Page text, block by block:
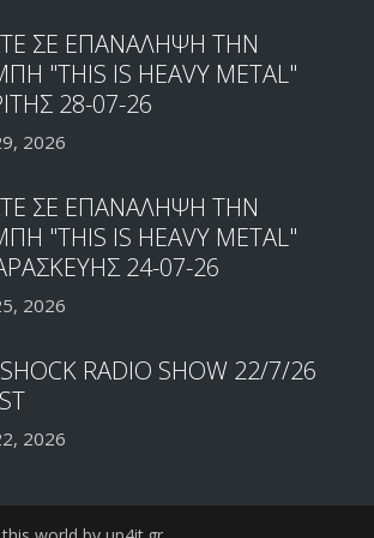
ΣΕ ΕΠΑΝΑΛΗΨΗ ΤΗΝ
"THIS IS HEAVY METAL"
28-07-26
2026
ΣΕ ΕΠΑΝΑΛΗΨΗ ΤΗΝ
"THIS IS HEAVY METAL"
24-07-26
2026
RADIO SHOW 22/7/26
2026